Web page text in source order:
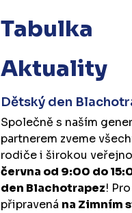
Tabulka
Aktuality
Dětský den
Společně s naším
partnerem zveme
rodiče i širokou
června od 9:00 do
den Blachotrapez!
připravená na Zimním